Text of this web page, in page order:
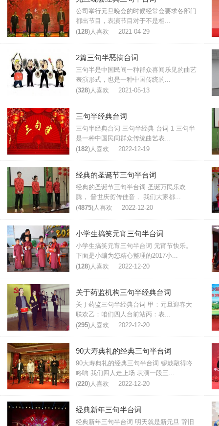
公司举行元旦晚会的时候经常会要求各部门
都出节目，表演节目对于不是相...
(128)人喜欢 2021-04-29
2篇三句半恶搞台词
三句半是中国民间一种群众喜闻乐见的曲艺
表演形式，也是一种中国传统的...
(328)人喜欢 2021-05-13
三句半经典台词
三句半经典台词 三句半经典 台词 1 三句半
是一种中国民间群众传统曲艺表...
(182)人喜欢 2022-12-19
经典的圣诞节三句半台词
经典的圣诞节三句半台词 圣诞万民乐欢
腾， 普世庆贺传佳音， 我们大家都...
(4875)人喜欢 2022-12-20
小学生搞笑元宵三句半台词
小学生搞笑元宵三句半台词 元宵节快乐。
下面是小编为您精心整理的2017小...
(128)人喜欢 2022-12-20
关于药监机构三句半经典台词
关于药监三句半经典台词 甲：元旦迎春大
联欢乙：咱们四人台前站丙：表...
(295)人喜欢 2022-12-20
90大寿典礼的经典三句半台词
90大寿典礼的经典三句半台词 锣鼓敲得咚
咚响 我们四人走上场 表演一段三...
(220)人喜欢 2022-12-20
经典新年三句半台词
经典新年三句半台词 明天就是新元旦 辞旧